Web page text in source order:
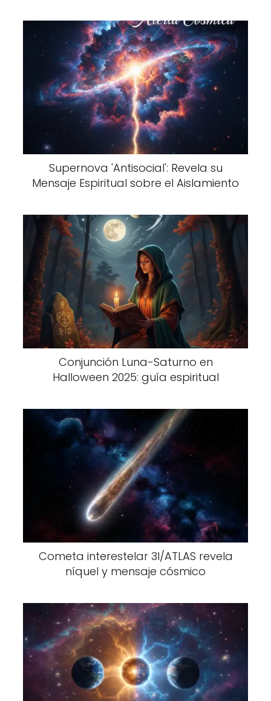
Supernova 'Antisocial': Revela su
Mensaje Espiritual sobre el Aislamiento
Conjunción Luna-Saturno en
Halloween 2025: guía espiritual
Cometa interestelar 3I/ATLAS revela
níquel y mensaje cósmico